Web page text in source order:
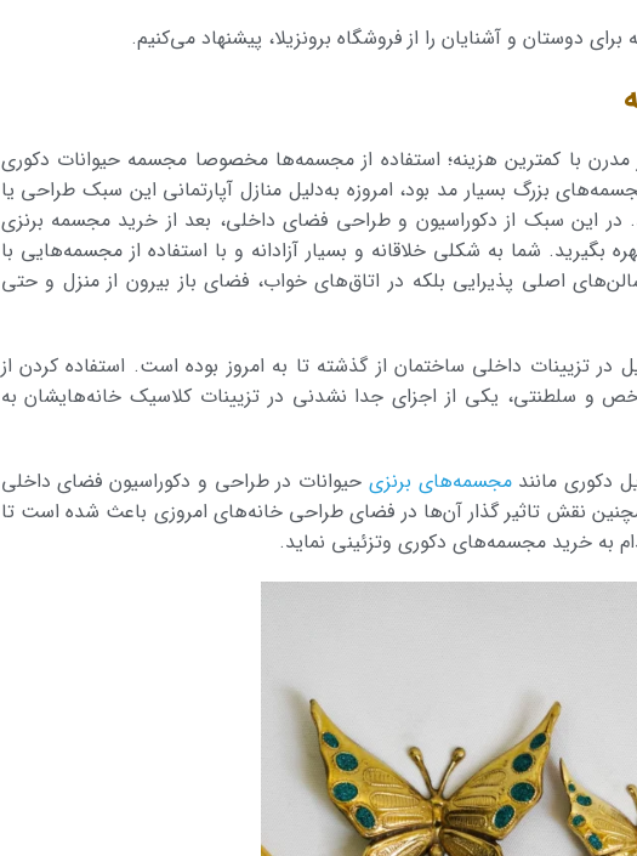
دوستان و آشنایان را از فروشگاه برونزیلا، پیشنهاد می‌­کنیم.
مدرن با کمترین هزینه؛ استفاده از مجسمه‌ها مخصوصا مجسمه‌ حیوانات دکوری
بزرگ بسیار مد بود، امروزه به­‌دلیل منازل آپارتمانی این سبک طراحی یا
این سبک از دکوراسیون و طراحی فضای داخلی، بعد از خرید مجسمه برنزی
بگیرید. شما به شکلی خلاقانه و بسیار آزادانه‌ و با استفاده از مجسمه­‌هایی با
اصلی پذیرایی بلکه در اتاق‌های خواب، فضای باز بیرون از منزل و حتی
تزیینات داخلی ساختمان از گذشته تا به امروز بوده است. استفاده کردن از
و سلطنتی، یکی از اجزای جدا نشدنی در تزیینات کلاسیک خانه‌هایشان به
دکوری مانندمجسمه‌های برنزی حیوانات در طراحی و دکوراسیون فضای داخلی
نقش تاثیر گذار آن‌ها در فضای طراحی خانه‌های امروزی باعث شده است تا
به خرید مجسمه‌های دکوری و‌تزئینی نماید.